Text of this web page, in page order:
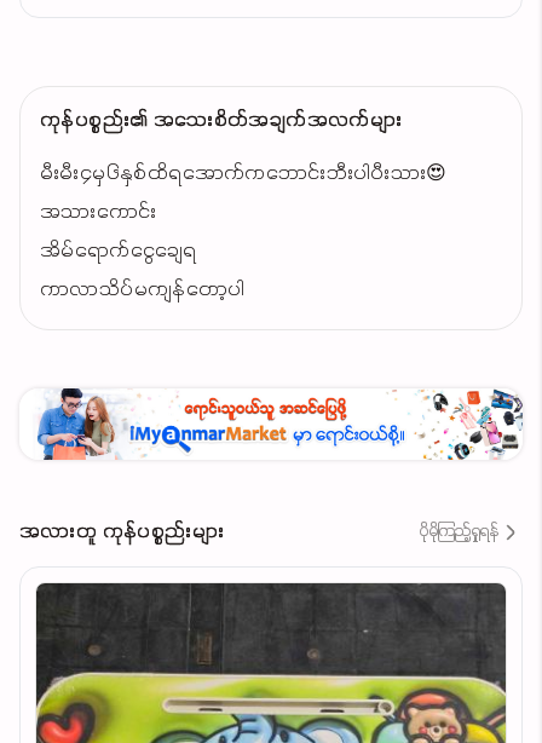
ကုန်ပစ္စည်း၏ အသေးစိတ်အချက်အလက်များ
မီးမီး၄မှ၆နှစ်ထိရအောက်ကဘောင်းဘီးပါပီးသား😍
အသားကောင်း
အိမ်ရောက်ငွေချေရ
ကာလာသိပ်မကျန်တော့ပါ
အလားတူ ကုန်ပစ္စည်းများ ပိုမိုကြည့်ရှုရန်